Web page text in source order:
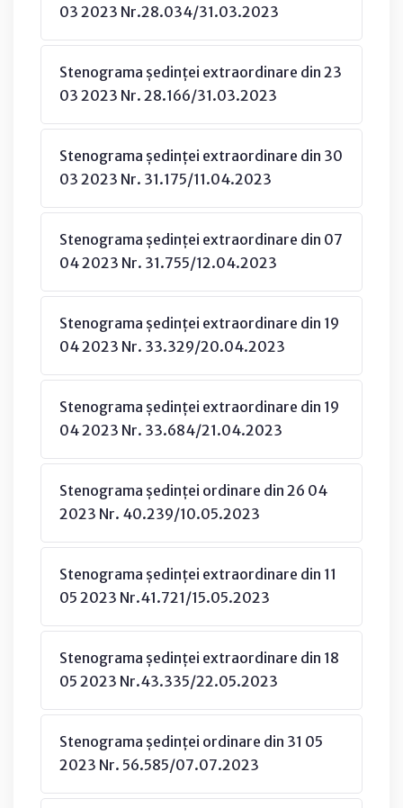
03 2023 Nr.28.034/31.03.2023
Stenograma ședinței extraordinare din 23
03 2023 Nr. 28.166/31.03.2023
Stenograma ședinței extraordinare din 30
03 2023 Nr. 31.175/11.04.2023
Stenograma ședinței extraordinare din 07
04 2023 Nr. 31.755/12.04.2023
Stenograma ședinței extraordinare din 19
04 2023 Nr. 33.329/20.04.2023
Stenograma ședinței extraordinare din 19
04 2023 Nr. 33.684/21.04.2023
Stenograma ședinței ordinare din 26 04
2023 Nr. 40.239/10.05.2023
Stenograma ședinței extraordinare din 11
05 2023 Nr.41.721/15.05.2023
Stenograma ședinței extraordinare din 18
05 2023 Nr.43.335/22.05.2023
Stenograma ședinței ordinare din 31 05
2023 Nr. 56.585/07.07.2023